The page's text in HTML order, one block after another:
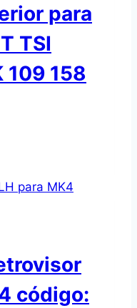
para
TSI
109 158
código: